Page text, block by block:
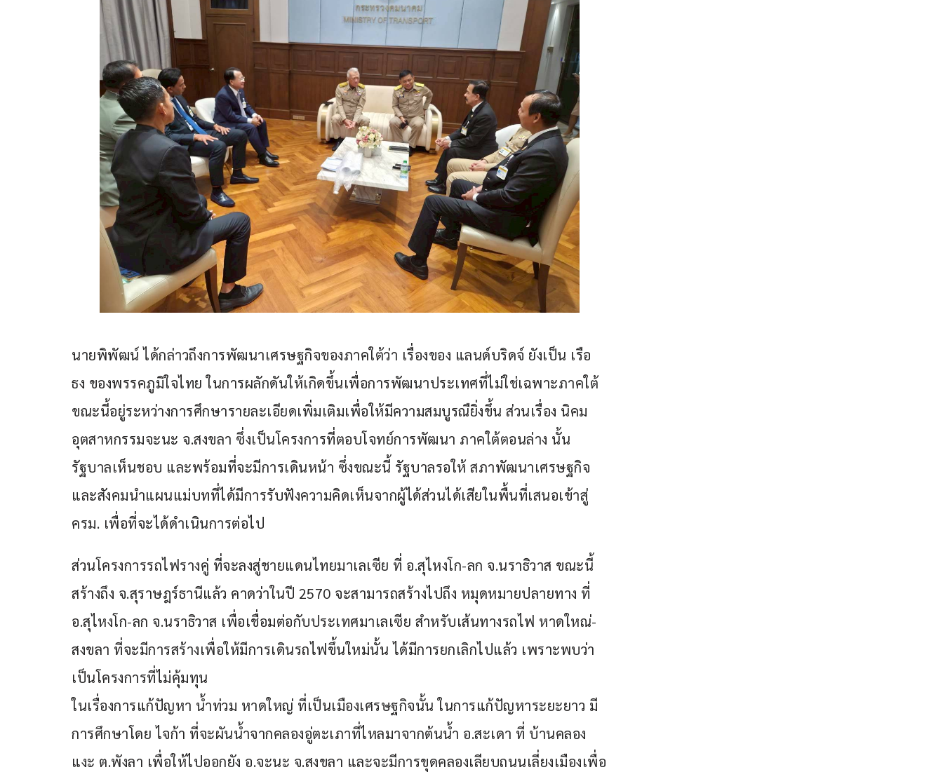
นายพิพัฒน์ ได้กล่าวถึงการพัฒนาเศรษฐกิจของภาคใต้ว่า เรื่องของ แลนด์บริดจ์ ยังเป็น เรือ
ธง ของพรรคภูมิใจไทย ในการผลักดันให้เกิดขึ้นเพื่อการพัฒนาประเทศที่ไม่ใช่เฉพาะภาคใต้
ขณะนี้อยู่ระหว่างการศึกษารายละเอียดเพิ่มเติมเพื่อให้มีความสมบูรณืยิ่งขึ้น ส่วนเรื่อง นิคม
อุตสาหกรรมจะนะ จ.สงขลา ซึ่งเป็นโครงการที่ตอบโจทย์การพัฒนา ภาคใต้ตอนล่าง นั้น
รัฐบาลเห็นชอบ และพร้อมที่จะมีการเดินหน้า ซึ่งขณะนี้ รัฐบาลรอให้ สภาพัฒนาเศรษฐกิจ
และสังคมนำแผนแม่บทที่ได้มีการรับฟังความคิดเห็นจากผู้ได้ส่วนได้เสียในพื้นที่เสนอเข้าสู่
ครม. เพื่อที่จะได้ดำเนินการต่อไป
ส่วนโครงการรถไฟรางคู่ ที่จะลงสู่ชายแดนไทยมาเลเซีย ที่ อ.สุไหงโก-ลก จ.นราธิวาส ขณะนี้
สร้างถึง จ.สุราษฎร์ธานีแล้ว คาดว่าในปี 2570 จะสามารถสร้างไปถึง หมุดหมายปลายทาง ที่
อ.สุไหงโก-ลก จ.นราธิวาส เพื่อเชื่อมต่อกับประเทศมาเลเซีย สำหรับเส้นทางรถไฟ หาดใหณ่-
สงขลา ที่จะมีการสร้างเพื่อให้มีการเดินรถไฟขึ้นใหม่นั้น ได้มีการยกเลิกไปแล้ว เพราะพบว่า
เป็นโครงการที่ไม่คุ้มทุน
ในเรื่องการแก้ปัญหา น้ำท่วม หาดใหญ่ ที่เป็นเมืองเศรษฐกิจนั้น ในการแก้ปัญหาระยะยาว มี
การศึกษาโดย ไจก้า ที่จะผันน้ำจากคลองอู่ตะเภาที่ไหลมาจากต้นน้ำ อ.สะเดา ที่ บ้านคลอง
แงะ ต.พังลา เพื่อให้ไปออกยัง อ.จะนะ จ.สงขลา และจะมีการขุดคลองเลียบถนนเลี่ยงเมืองเพื่อ